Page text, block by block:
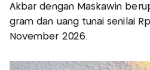
Akbar dengan Maskawin
gram dan uang tunai senilai
November 2026.